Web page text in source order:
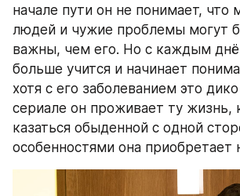
начале пути он не понимает, что
людей и чужие проблемы могут
важны, чем его. Но с каждым
больше учится и начинает
хотя с его заболеванием это
сериале он проживает ту жизнь,
казаться обыденной с одной
особенностями она приобретает